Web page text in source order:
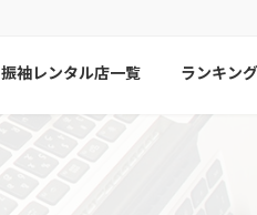
振袖レンタル店一覧 ランキング